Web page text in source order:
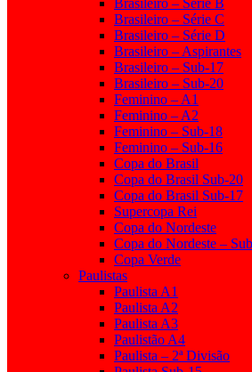
Brasileiro – Série C
Brasileiro – Série D
Brasileiro – Aspirantes
Brasileiro – Sub-17
Brasileiro – Sub-20
Feminino – A1
Feminino – A2
Feminino – Sub-18
Feminino – Sub-16
Copa do Brasil
Copa do Brasil Sub-20
Copa do Brasil Sub-17
Supercopa Rei
Copa do Nordeste
Copa do Nordeste –
Copa Verde
Paulistas
Paulista A1
Paulista A2
Paulista A3
Paulistão A4
Paulista – 2ª Divisão